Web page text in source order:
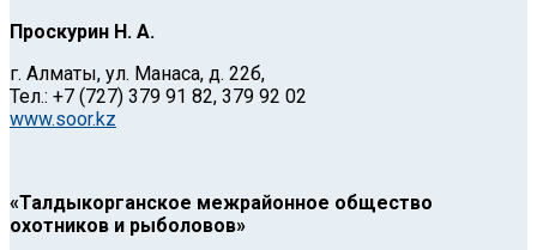
Проскурин Н. А.
г. Алматы, ул. Манаса, д. 22б,
Тел.: +7 (727) 379 91 82, 379 92 02
www.soor.kz
«Талдыкорганское межрайонное общество
охотников и рыболовов»